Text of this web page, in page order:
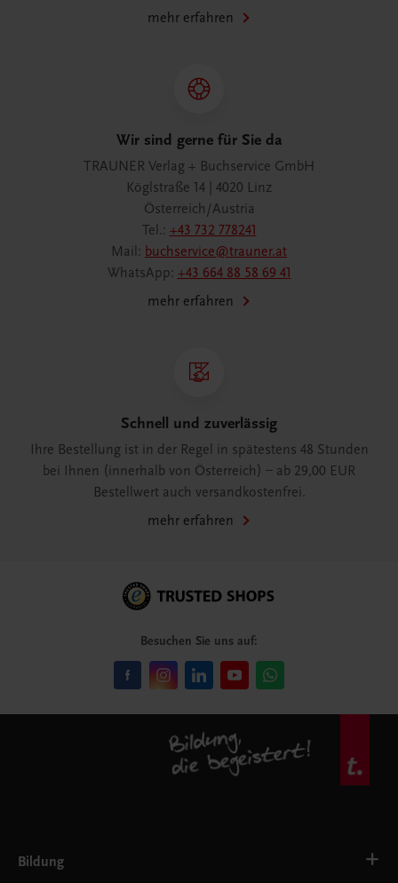
mehr erfahren
Wir sind gerne für Sie da
TRAUNER Verlag + Buchservice GmbH
Köglstraße 14 | 4020 Linz
Österreich/Austria
Tel.: +43 732 778241
Mail: buchservice@trauner.at
WhatsApp: +43 664 88 58 69 41
mehr erfahren
Schnell und zuverlässig
Ihre Bestellung ist in der Regel in spätestens 48 Stunden
bei Ihnen (innerhalb von Österreich) – ab 29,00 EUR
Bestellwert auch versandkostenfrei.
mehr erfahren
Besuchen Sie uns auf:
Bildung